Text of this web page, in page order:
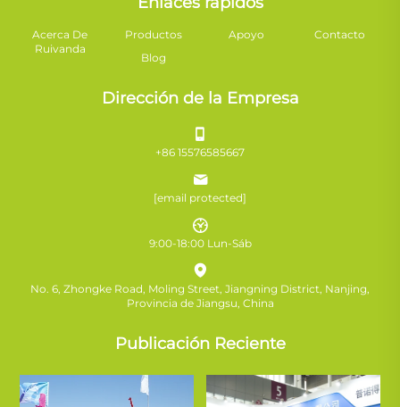
Acerca De
Ruivanda
Productos Apoyo
Contacto
Blog
Dirección de la Empresa
+86 15576585667
[email protected]
9:00-18:00 Lun-Sáb
No. 6, Zhongke Road, Moling Street, Jiangning District, Nanjing,
Provincia de Jiangsu, China
Publicación Reciente